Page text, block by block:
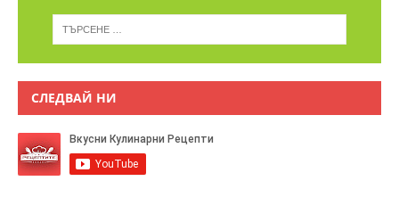
СЛЕДВАЙ НИ